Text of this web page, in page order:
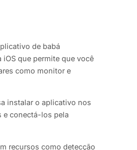
de babá
iOS que permite que você
como monitor e
instalar o aplicativo nos
e conectá-los pela
recursos como detecção